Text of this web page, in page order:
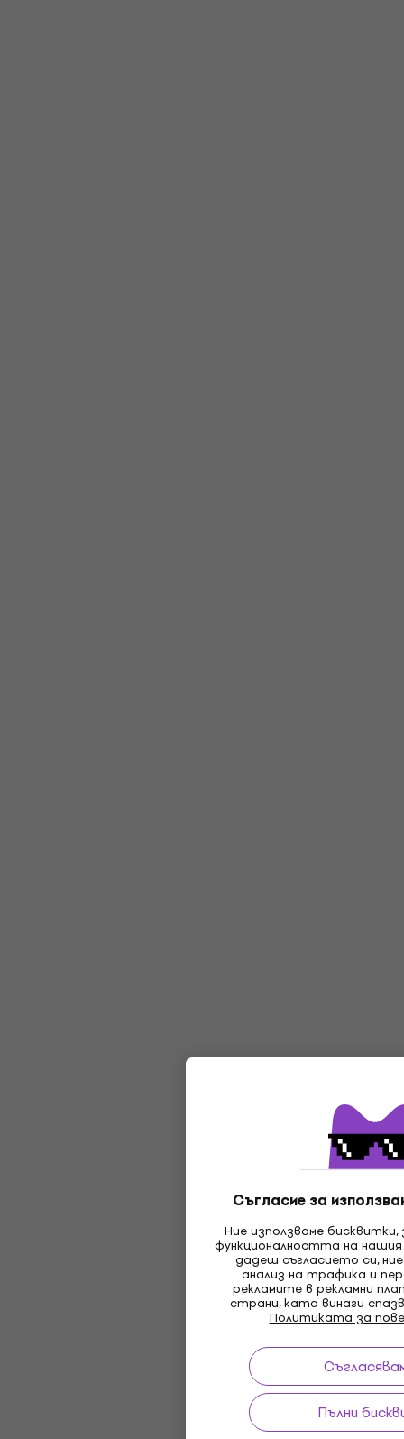
Съгласие за
Ние използваме
функционалността на
дадеш съгласието си,
анализ на трафика и
рекламите в рекламни
страни, като винаги
Политиката за
Пълни